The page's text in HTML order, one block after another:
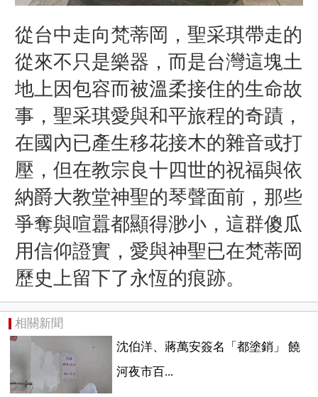
從台中走向梵蒂岡，聖采琪帶走的
從來不只是樂器，而是台灣這塊土
地上因包容而被溫柔接住的生命故
事，聖采琪愛與和平旅程的奇蹟，
在國內已產生移花接木的雜音或打
壓，但在教宗良十四世的祝福與依
納爵大教堂神聖的琴聲面前，那些
爭奪與喧囂都顯得渺小，這群傻瓜
用信仰證實，愛與神聖已在梵蒂岡
歷史上留下了永恆的痕跡。
相關新聞
沈伯洋、蔣萬安簽名「都塗銷」 饒
河夜市百...